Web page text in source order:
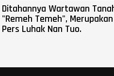
Ditahannya Wartawan
"Remeh Temeh",
Pers Luhak Nan Tuo.